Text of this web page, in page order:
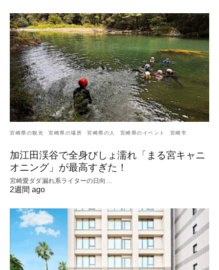
宮崎県の観光 宮崎県の場所 宮崎県の人 宮崎県のイベント 宮崎市
加江田渓谷で全身びしょ濡れ「まる宮キャニ
オニング」が最高すぎた！
宮崎愛ダダ漏れ系ライターの日向…
2週間 ago